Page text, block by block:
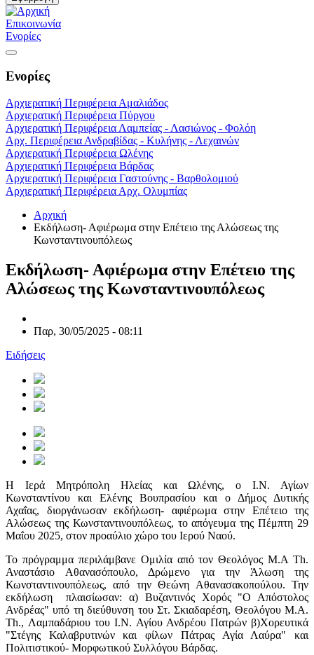
Επικοινωνία
Ενορίες
Ενορίες
Αρχιερατική Περιφέρεια Αμαλιάδος
Αρχιερατική Περιφέρεια Πύργου
Αρχιερατική Περιφέρεια Λαμπείας - Λασιώνος - Φολόη
Αρχ. Περιφέρεια Ανδραβίδας - Κυλήνης - Λεχαινών
Αρχιερατική Περιφέρεια Ωλένης
Αρχιερατική Περιφέρεια Βάρδας
Αρχιερατική Περιφέρεια Γαστούνης - Βαρθολομιού
Αρχιερατική Περιφέρεια Αρχ. Ολυμπίας
Αρχική
Εκδήλωση- Αφιέρωμα στην Επέτειο της Αλώσεως της
Κωνσταντινουπόλεως
Εκδήλωση- Αφιέρωμα στην Επέτειο της
Αλώσεως της Κωνσταντινουπόλεως
Παρ, 30/05/2025 - 08:11
Ειδήσεις
Η Ιερά Μητρόπολη Ηλείας και Ωλένης, ο Ι.Ν. Αγίων
Κωνσταντίνου και Ελένης Βουπρασίου και ο Δήμος Δυτικής
Αχαΐας, διοργάνωσαν εκδήλωση- αφιέρωμα στην Επέτειο της
Αλώσεως της Κωνσταντινουπόλεως, το απόγευμα της Πέμπτη 29
Μαΐου 2025, στον προαύλιο χώρο του Ιερού Ναού.
Το πρόγραμμα περιλάμβανε Ομιλία από τον Θεολόγος Μ.Α Τh.
Αναστάσιο Αθανασόπουλο, Δρώμενο για την Άλωση της
Κωνσταντινουπόλεως, από την Θεώνη Αθανασακοπούλου. Την
εκδήλωση πλαισίωσαν: α) Βυζαντινός Χορός "Ο Απόστολος
Ανδρέας" υπό τη διεύθυνση του Στ. Σκιαδαρέση, Θεολόγου Μ.Α.
Τh., Λαμπαδάριου του Ι.Ν. Αγίου Ανδρέου Πατρών β)Χορευτικά
"Στέγης Καλαβρυτινών και φίλων Πάτρας Αγία Λαύρα" και
Πολιτιστικού- Μορφωτικού Συλλόγου Βάρδας.